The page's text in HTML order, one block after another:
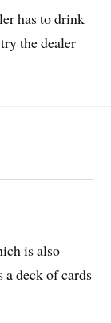
has to drink
the dealer
is also
deck of cards